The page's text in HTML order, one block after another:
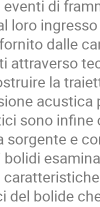
di
loro
dalle
attraverso
la
sono infine
sorgente e
del bolide